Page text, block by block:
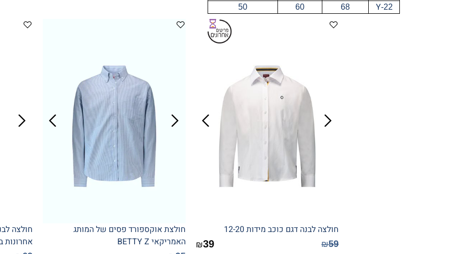
Y-22
68
60
50
חולצה לבנה דגם כוכב מידות 12-20
₪59
₪39
חולצת אוקספורד פסים של המותג
האמריקאי BETTY Z
חולצה
אחרונות